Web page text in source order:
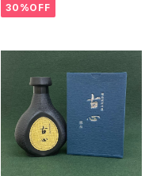
30%OFF